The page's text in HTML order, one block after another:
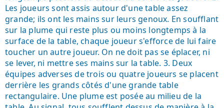
Les joueurs sont assis autour d'une table assez
grande; ils ont les mains sur leurs genoux. En soufflant
sur la plume qui reste plus ou moins longtemps à la
surface de la table, chaque joueur s'efforce de lui faire
toucher un autre joueur. On ne doit pas se éplacer, ni
se lever, ni mettre ses mains sur la table. 3. Deux
équipes adverses de trois ou quatre joueurs se placent
derrière les grands côtés d'une grande table
rectangulaire. Une plume est posée au milieu de la